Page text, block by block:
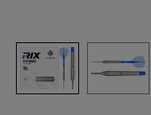
Bildergalerie überspringen